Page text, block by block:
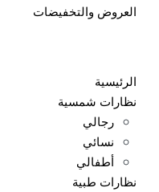
العروض والتخفيضات
الرئيسية
نظارات شمسية
رجالي
نسائي
أطفالي
نظارات طبية